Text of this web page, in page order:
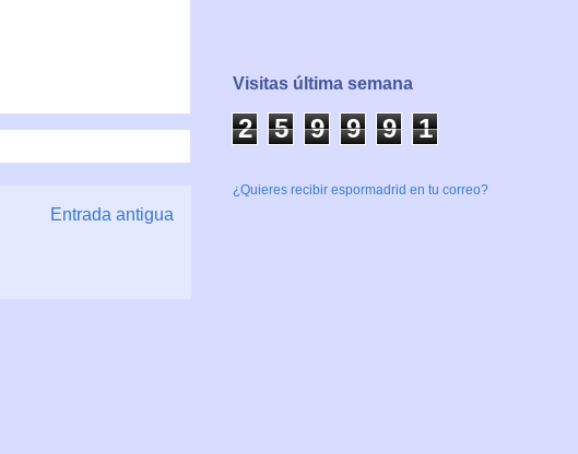
Entrada antigua
Visitas última semana
2 5 9 9 9 1
¿Quieres recibir espormadrid en tu correo?